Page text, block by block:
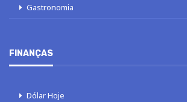
Gastronomia
FINANÇAS
Dólar Hoje